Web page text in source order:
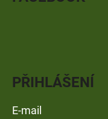
PŘIHLÁŠENÍ
E-mail